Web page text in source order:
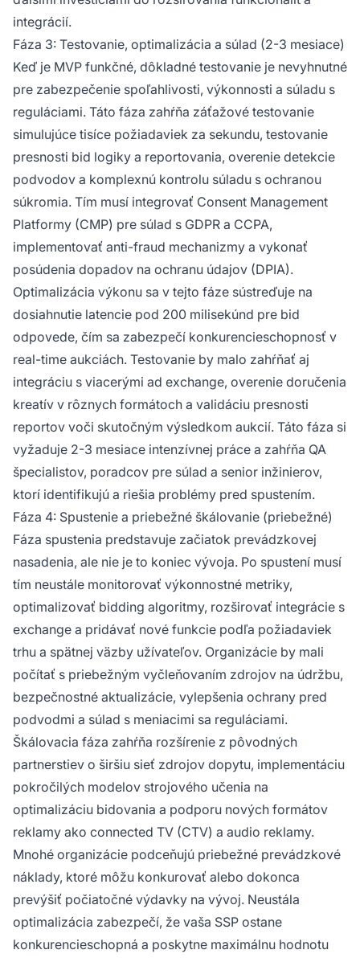
integrácií.
Fáza 3: Testovanie, optimalizácia a súlad (2-3 mesiace)
Keď je MVP funkčné, dôkladné testovanie je nevyhnutné
pre zabezpečenie spoľahlivosti, výkonnosti a súladu s
reguláciami. Táto fáza zahŕňa záťažové testovanie
simulujúce tisíce požiadaviek za sekundu, testovanie
presnosti bid logiky a reportovania, overenie detekcie
podvodov a komplexnú kontrolu súladu s ochranou
súkromia. Tím musí integrovať Consent Management
Platformy (CMP) pre súlad s GDPR a CCPA,
implementovať anti-fraud mechanizmy a vykonať
posúdenia dopadov na ochranu údajov (DPIA).
Optimalizácia výkonu sa v tejto fáze sústreďuje na
dosiahnutie latencie pod 200 milisekúnd pre bid
odpovede, čím sa zabezpečí konkurencieschopnosť v
real-time aukciách. Testovanie by malo zahŕňať aj
integráciu s viacerými ad exchange, overenie doručenia
kreatív v rôznych formátoch a validáciu presnosti
reportov voči skutočným výsledkom aukcií. Táto fáza si
vyžaduje 2-3 mesiace intenzívnej práce a zahŕňa QA
špecialistov, poradcov pre súlad a senior inžinierov,
ktorí identifikujú a riešia problémy pred spustením.
Fáza 4: Spustenie a priebežné škálovanie (priebežné)
Fáza spustenia predstavuje začiatok prevádzkovej
nasadenia, ale nie je to koniec vývoja. Po spustení musí
tím neustále monitorovať výkonnostné metriky,
optimalizovať bidding algoritmy, rozširovať integrácie s
exchange a pridávať nové funkcie podľa požiadaviek
trhu a spätnej väzby užívateľov. Organizácie by mali
počítať s priebežným vyčleňovaním zdrojov na údržbu,
bezpečnostné aktualizácie, vylepšenia ochrany pred
podvodmi a súlad s meniacimi sa reguláciami.
Škálovacia fáza zahŕňa rozšírenie z pôvodných
partnerstiev o širšiu sieť zdrojov dopytu, implementáciu
pokročilých modelov strojového učenia na
optimalizáciu bidovania a podporu nových formátov
reklamy ako connected TV (CTV) a audio reklamy.
Mnohé organizácie podceňujú priebežné prevádzkové
náklady, ktoré môžu konkurovať alebo dokonca
prevýšiť počiatočné výdavky na vývoj. Neustála
optimalizácia zabezpečí, že vaša SSP ostane
konkurencieschopná a poskytne maximálnu hodnotu